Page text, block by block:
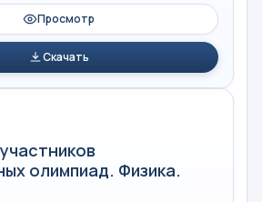
Просмотр
Скачать
олимпиад. Физика.